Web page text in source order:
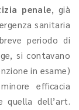
penale, già
sanitaria
periodo di
si contavano
in esame)
efficacia
quella dell’art.